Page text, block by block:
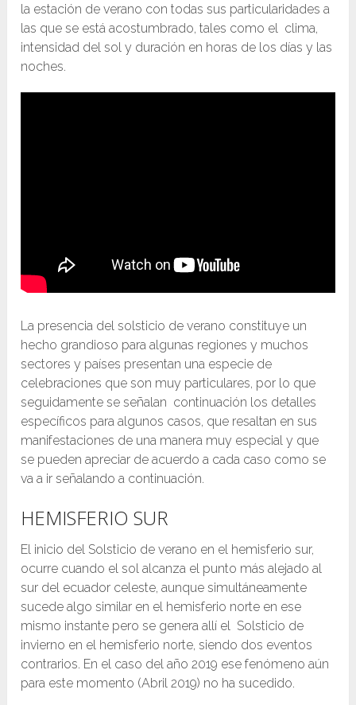
la estación de verano con todas sus particularidades a
las que se está acostumbrado, tales como el clima,
intensidad del sol y duración en horas de los días y las
noches.
La presencia del solsticio de verano constituye un
hecho grandioso para algunas regiones y muchos
sectores y países presentan una especie de
celebraciones que son muy particulares, por lo que
seguidamente se señalan continuación los detalles
específicos para algunos casos, que resaltan en sus
manifestaciones de una manera muy especial y que
se pueden apreciar de acuerdo a cada caso como se
va a ir señalando a continuación.
HEMISFERIO SUR
El inicio del Solsticio de verano en el hemisferio sur,
ocurre cuando el sol alcanza el punto más alejado al
sur del ecuador celeste, aunque simultáneamente
sucede algo similar en el hemisferio norte en ese
mismo instante pero se genera allí el Solsticio de
invierno en el hemisferio norte, siendo dos eventos
contrarios. En el caso del año 2019 ese fenómeno aún
para este momento (Abril 2019) no ha sucedido.